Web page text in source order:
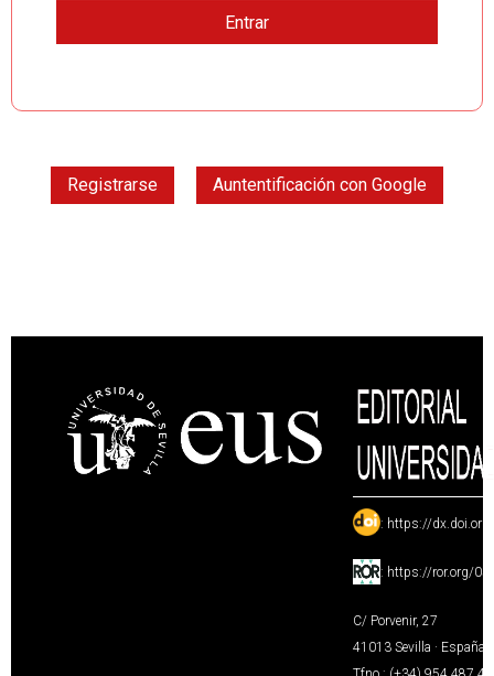
Registrarse Auntentificación con Google
: https://
: https://ror.org/
C/ Porvenir, 27
41013 Sevilla · España